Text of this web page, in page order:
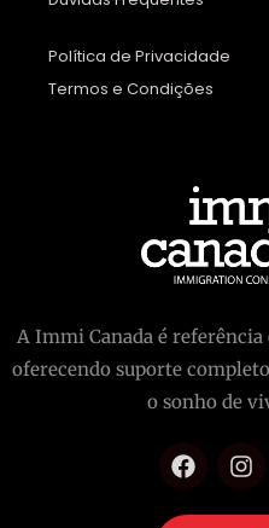
Política de Privacidade
Termos e Condições
A Immi Canada é
oferecendo suporte
o sonho de